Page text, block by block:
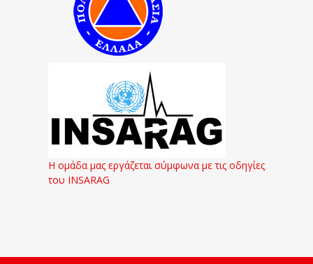
Η ομάδα μας εργάζεται σύμφωνα με τις οδηγίες
του INSARAG